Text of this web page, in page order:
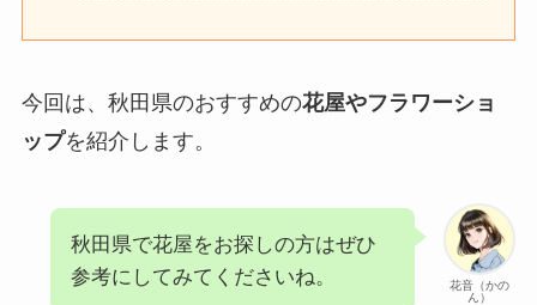
今回は、秋田県のおすすめの花屋やフラワーショ
ップを紹介します。
花音（かの
ん）
秋田県で花屋をお探しの方はぜひ
参考にしてみてくださいね。